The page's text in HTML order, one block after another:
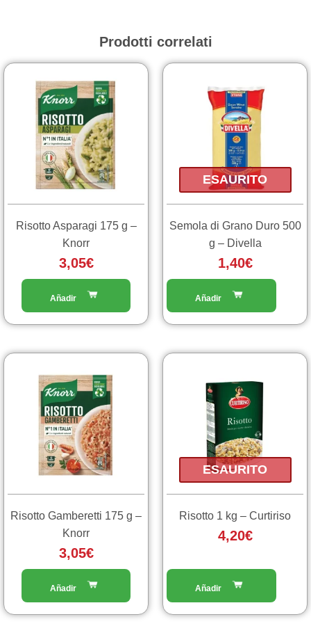
Prodotti correlati
Risotto Asparagi 175 g –
Knorr
3,05€
ESAURITO
Semola di Grano Duro 500
g – Divella
1,40€
Risotto Gamberetti 175 g –
Knorr
3,05€
ESAURITO
Risotto 1 kg – Curtiriso
4,20€